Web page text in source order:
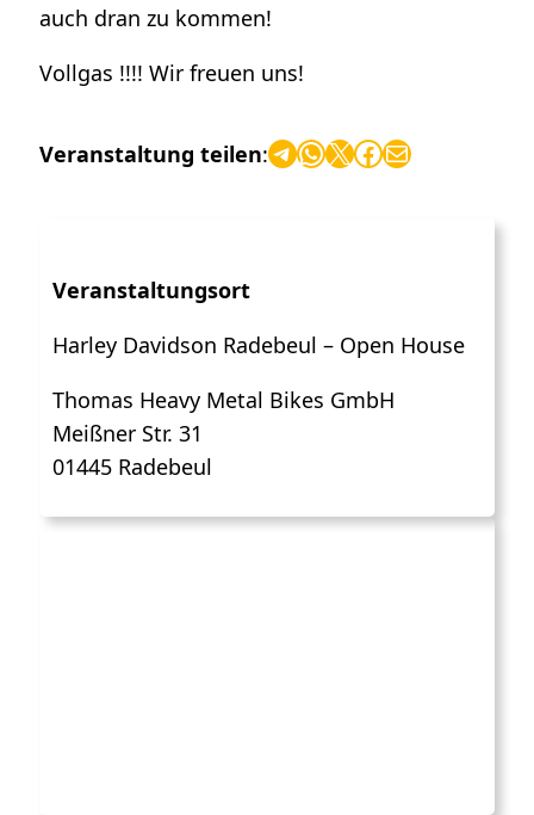
auch dran zu kommen!
Vollgas !!!! Wir freuen uns!
Veranstaltung teilen:TelegramWhatsApp X Facebook E-Mail
Veranstaltungsort
Harley Davidson Radebeul – Open House
Thomas Heavy Metal Bikes GmbH
Meißner Str. 31
01445 Radebeul